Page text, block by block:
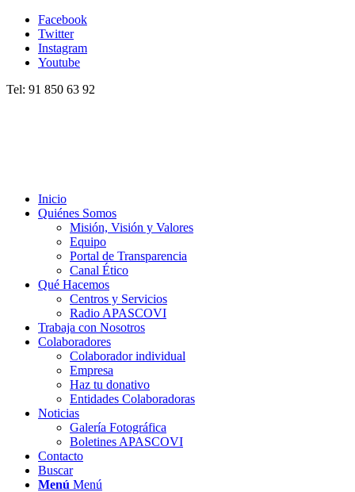
Facebook
Twitter
Instagram
Youtube
Tel: 91 850 63 92
Inicio
Quiénes Somos
Misión, Visión y Valores
Equipo
Portal de Transparencia
Canal Ético
Qué Hacemos
Centros y Servicios
Radio APASCOVI
Trabaja con Nosotros
Colaboradores
Colaborador individual
Empresa
Haz tu donativo
Entidades Colaboradoras
Noticias
Galería Fotográfica
Boletines APASCOVI
Contacto
Buscar
Menú Menú